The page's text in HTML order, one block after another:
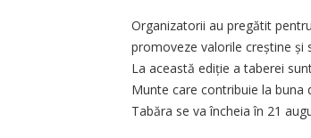
Organizatorii au pregătit
promoveze valorile creștine și
La această ediție a taberei
Munte care contribuie la buna
Tabăra se va încheia în 21